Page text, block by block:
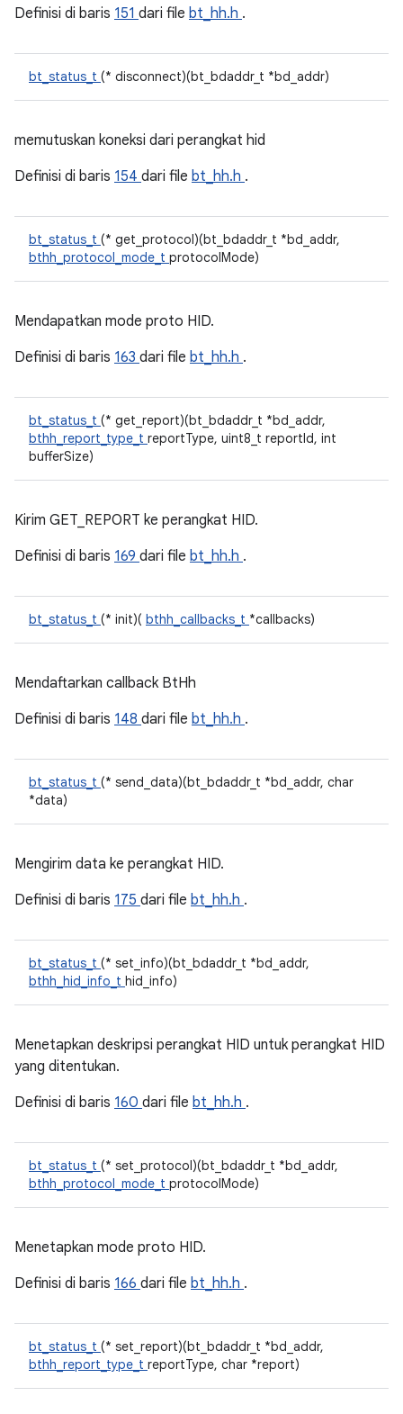
Definisi di baris 151 dari file bt_hh.h .
bt_status_t (* disconnect)(bt_bdaddr_t *bd_addr)
memutuskan koneksi dari perangkat hid
Definisi di baris 154 dari file bt_hh.h .
bt_status_t (* get_protocol)(bt_bdaddr_t *bd_addr,
bthh_protocol_mode_t protocolMode)
Mendapatkan mode proto HID.
Definisi di baris 163 dari file bt_hh.h .
bt_status_t (* get_report)(bt_bdaddr_t *bd_addr,
bthh_report_type_t reportType, uint8_t reportId, int
bufferSize)
Kirim GET_REPORT ke perangkat HID.
Definisi di baris 169 dari file bt_hh.h .
bt_status_t (* init)( bthh_callbacks_t *callbacks)
Mendaftarkan callback BtHh
Definisi di baris 148 dari file bt_hh.h .
bt_status_t (* send_data)(bt_bdaddr_t *bd_addr, char
*data)
Mengirim data ke perangkat HID.
Definisi di baris 175 dari file bt_hh.h .
bt_status_t (* set_info)(bt_bdaddr_t *bd_addr,
bthh_hid_info_t hid_info)
Menetapkan deskripsi perangkat HID untuk perangkat HID
yang ditentukan.
Definisi di baris 160 dari file bt_hh.h .
bt_status_t (* set_protocol)(bt_bdaddr_t *bd_addr,
bthh_protocol_mode_t protocolMode)
Menetapkan mode proto HID.
Definisi di baris 166 dari file bt_hh.h .
bt_status_t (* set_report)(bt_bdaddr_t *bd_addr,
bthh_report_type_t reportType, char *report)